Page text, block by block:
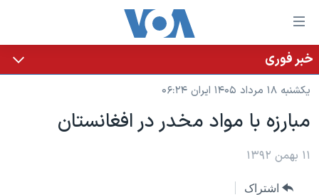
لینکهای
قابل
دسترسی
جهش
محتوای
جهش
خانه
نسخه سبک وب‌سایت
موضوع ها
ایران
برنامه های تلویزیونی
جدول برنامه ها
خبر فوری
یکشنبه ۱۸ مرداد ۱۴۰۵ ایران ۰۶:۲۴
مبارزه با مواد مخدر در افغانستان
۱۱ بهمن ۱۳۹۲
اشتراک